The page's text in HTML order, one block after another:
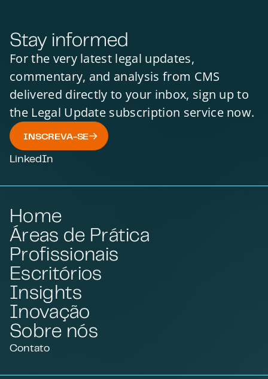
Stay informed
For the very latest legal updates,
commentary, and analysis from CMS
delivered directly to your inbox, sign up to
the Legal Update subscription service now.
INSCREVA-SE
LinkedIn
Home
Áreas de Prática
Profissionais
Escritórios
Insights
Inovação
Sobre nós
Contato